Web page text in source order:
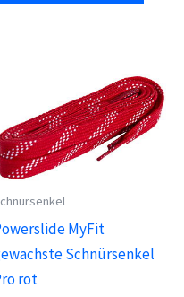
MyFit
Schnürsenkel
rot